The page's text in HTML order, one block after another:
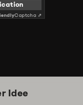
Captcha ⇗
Idee